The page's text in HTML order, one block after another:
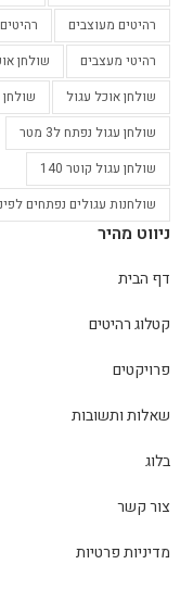
רהיטים מעוצבים
רהיטי מעצבים
שולחן
שולחן אוכל עגול
שולחן
שולחן עגול נפתח ל3 מטר
שולחן עגול קוטר 140
שולחנות עגולים נפתחים
ניווט מהיר
דף הבית
קטלוג רהיטים
פרויקטים
שאלות ותשובות
בלוג
צור קשר
מדיניות פרטיות